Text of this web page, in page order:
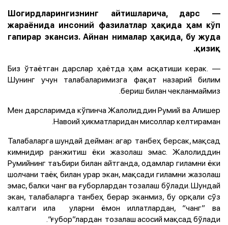
— Шогирдларингизнинг айтишларича, дарс
жараёнида инсоний фазилатлар ҳақида ҳам кўп
гапирар экансиз. Айнан нималар ҳақида, бу жуда
қизиқ.
— Биз ўтаётган дарслар ҳаётда ҳам асқатиши керак.
Шунинг учун талабаларимизга фақат назарий билим
бериш билан чекланмаймиз.
Мен дарсларимда кўпинча Жалолиддин Румий ва Алишер
Навоий ҳикматларидан мисоллар келтираман.
Талабаларга шундай дейман: агар танбеҳ берсак, мақсад
кимнидир ранжитиш ёки жазолаш эмас. Жалолиддин
Румийнинг таъбири билан айтганда, одамлар гиламни ёки
шолчани таёқ билан урар экан, мақсади гиламни жазолаш
эмас, балки чанг ва ғуборлардан тозалаш бўлади. Шундай
экан, талабаларга танбеҳ берар эканмиз, бу орқали сўз
калтаги ила уларни ёмон иллатлардан, “чанг” ва
“ғубор”лардан тозалаш асосий мақсад бўлади.